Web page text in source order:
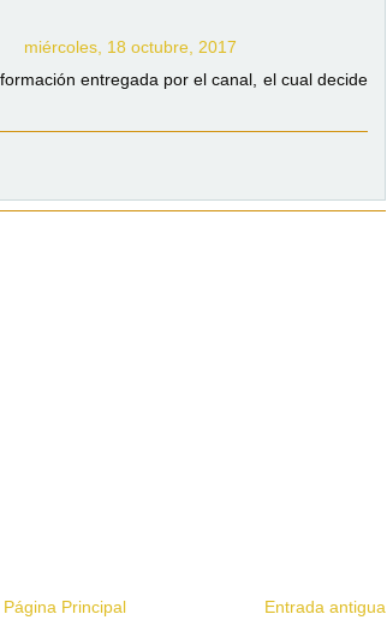
miércoles, 18 octubre, 2017
entregada por el canal, el cual decide
Entrada antigua
Página Principal